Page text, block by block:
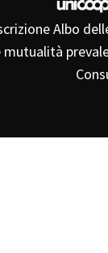
Albo
mutualità